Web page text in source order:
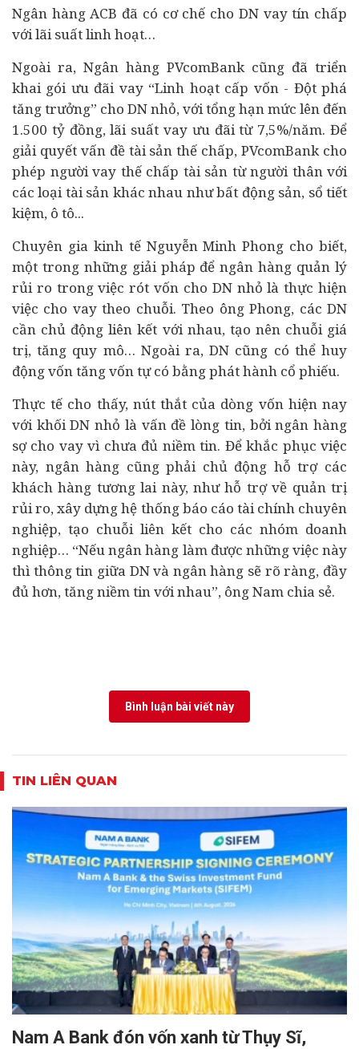
Ngân hàng ACB đã có cơ chế cho DN vay tín chấp
với lãi suất linh hoạt…
Ngoài ra, Ngân hàng PVcomBank cũng đã triển
khai gói ưu đãi vay “Linh hoạt cấp vốn - Đột phá
tăng trưởng” cho DN nhỏ, với tổng hạn mức lên đến
1.500 tỷ đồng, lãi suất vay ưu đãi từ 7,5%/năm. Để
giải quyết vấn đề tài sản thế chấp, PVcomBank cho
phép người vay thế chấp tài sản từ người thân với
các loại tài sản khác nhau nhưbất động sản, sổ tiết
kiệm, ô tô...
Chuyên gia kinh tế Nguyễn Minh Phong cho biết,
một trong những giải pháp để ngân hàng quản lý
rủi ro trong việc rót vốn cho DN nhỏ là thực hiện
việc cho vay theo chuỗi. Theo ông Phong, các DN
cần chủ động liên kết với nhau, tạo nên chuỗi giá
trị, tăng quy mô… Ngoài ra, DN cũng có thể huy
động vốn tăng vốn tự có bằng phát hành cổ phiếu.
Thực tế cho thấy, nút thắt của dòng vốn hiện nay
với khối DN nhỏ là vấn đề lòng tin, bởi ngân hàng
sợ cho vay vì chưa đủ niềm tin. Để khắc phục việc
này, ngân hàng cũng phải chủ động hỗ trợ các
khách hàng tương lai này, như hỗ trợ về quản trị
rủi ro, xây dựng hệ thống báo cáo tài chính chuyên
nghiệp, tạo chuỗi liên kết cho các nhóm doanh
nghiệp… “Nếu ngân hàng làm được những việc này
thì thông tin giữa DN và ngân hàng sẽ rõ ràng, đầy
đủ hơn, tăng niềm tin với nhau”, ông Nam chia sẻ.
Bình luận bài viết này
TIN LIÊN QUAN
Nam A Bank đón vốn xanh từ Thụy Sĩ,